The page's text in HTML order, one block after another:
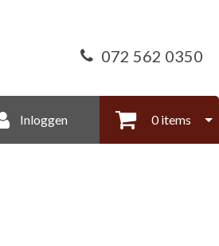
072 562 0350
Inloggen 0 items